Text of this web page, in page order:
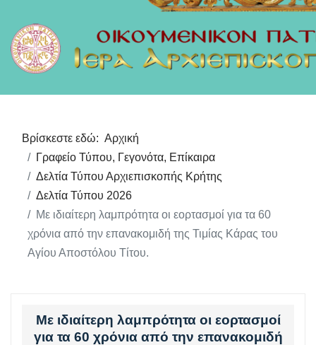
Βρίσκεστε εδώ: Αρχική
Γραφείο Τύπου, Γεγονότα, Επίκαιρα
Δελτία Τύπου Αρχιεπισκοπής Κρήτης
Δελτία Τύπου 2026
Με ιδιαίτερη λαμπρότητα οι εορτασμοί για τα 60
χρόνια από την επανακομιδή της Τιμίας Κάρας του
Αγίου Αποστόλου Τίτου.
Με ιδιαίτερη λαμπρότητα οι εορτασμοί
για τα 60 χρόνια από την επανακομιδή